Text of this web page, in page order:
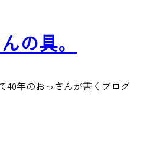
の具。
40年のおっさんが書くブログ